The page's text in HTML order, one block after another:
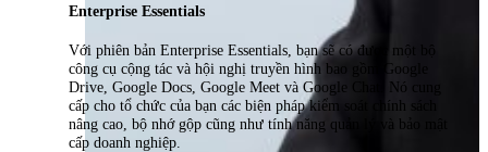
Enterprise Essentials
Với phiên bản Enterprise Essentials, bạn sẽ có được một bộ
công cụ cộng tác và hội nghị truyền hình bao gồm Google
Drive, Google Docs, Google Meet và Google Chat. Nó cung
cấp cho tổ chức của bạn các biện pháp kiểm soát chính sách
nâng cao, bộ nhớ gộp cũng như tính năng quản lý và bảo mật
cấp doanh nghiệp.